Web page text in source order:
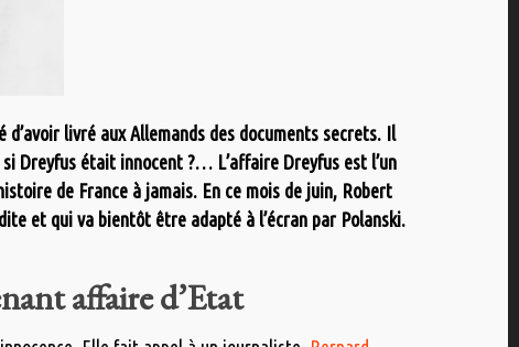
livré aux Allemands des documents secrets. Il
Dreyfus était innocent ?… L’affaire Dreyfus est l’un
de France à jamais. En ce mois de juin, Robert
et qui va bientôt être adapté à l’écran par Polanski.
affaire d’Etat